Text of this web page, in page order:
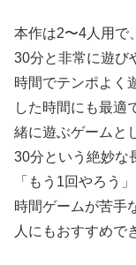
本作は2〜4人用で
30分と非常に遊び
時間でテンポよく
した時間にも最適
緒に遊ぶゲームと
30分という絶妙な
「もう1回やろう
時間ゲームが苦手
人にもおすすめで